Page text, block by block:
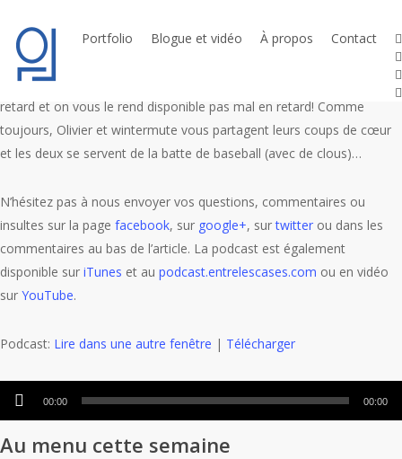
main
content
Portfolio Blogue et vidéo À propos Contact
Ce 26e épisode est synonyme de retard! Nous l’avons enregistré en
retard et on vous le rend disponible pas mal en retard! Comme
toujours, Olivier et wintermute vous partagent leurs coups de cœur
et les deux se servent de la batte de baseball (avec de clous)…
N’hésitez pas à nous envoyer vos questions, commentaires ou
insultes sur la page facebook, sur google+, surtwitter ou dans les
commentaires au bas de l’article. La podcast est également
disponible sur iTunes et au podcast.entrelescases.com ou en vidéo
sur YouTube.
Podcast: Lire dans une autre fenêtre | Télécharger
Lecteur
00:00 00:00
Au menu cette semaine